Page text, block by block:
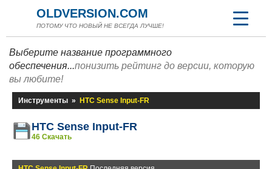
OLDVERSION.COM
ПОТОМУ ЧТО НОВЫЙ НЕ ВСЕГДА ЛУЧШЕ!
Выберите название программного
обеспечения...понизить рейтинг до версии, которую
вы любите!
Инструменты » HTC Sense Input-FR
HTC Sense Input-FR
46 Скачать